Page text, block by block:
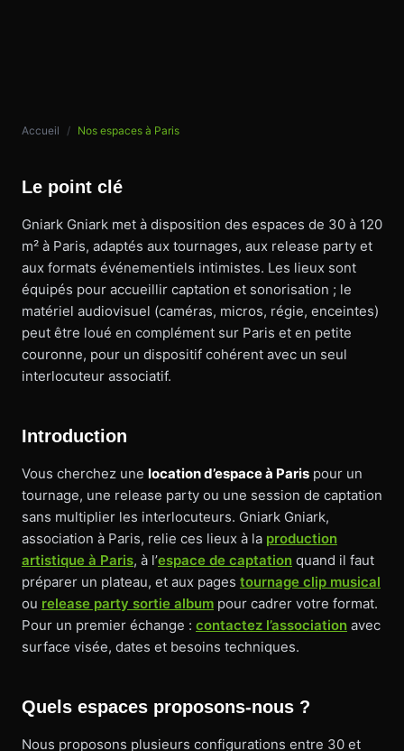
Accueil / Nos espaces à Paris
Le point clé
Gniark Gniark met à disposition des espaces de 30 à 120
m² à Paris, adaptés aux tournages, aux release party et
aux formats événementiels intimistes. Les lieux sont
équipés pour accueillir captation et sonorisation ; le
matériel audiovisuel (caméras, micros, régie, enceintes)
peut être loué en complément sur Paris et en petite
couronne, pour un dispositif cohérent avec un seul
interlocuteur associatif.
Introduction
Vous cherchez une location d’espace à Paris pour un
tournage, une release party ou une session de captation
sans multiplier les interlocuteurs. Gniark Gniark,
association à Paris, relie ces lieux à la production
artistique à Paris, à l’espace de captation quand il faut
préparer un plateau, et aux pages tournage clip musical
ou release party sortie album pour cadrer votre format.
Pour un premier échange : contactez l’association avec
surface visée, dates et besoins techniques.
Quels espaces proposons-nous ?
Nous proposons plusieurs configurations entre 30 et